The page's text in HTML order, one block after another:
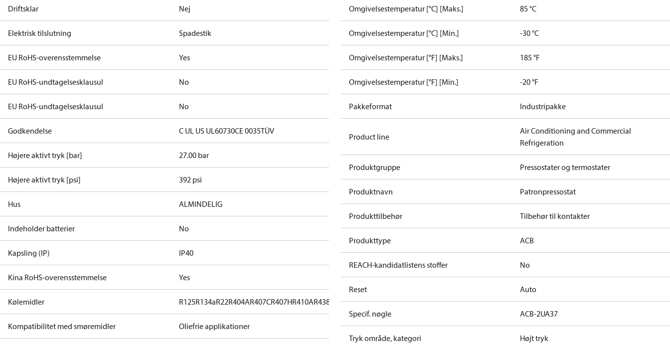
Driftsklar Nej
Elektrisk tilslutning Spadestik
EU RoHS-overensstemmelse Yes
EU RoHS-undtagelsesklausul No
EU RoHS-undtagelsesklausul No
Godkendelse C UL US UL60730CE 0035TÜV
Højere aktivt tryk [bar] 27.00 bar
Højere aktivt tryk [psi] 392 psi
Hus ALMINDELIG
Indeholder batterier No
Kapsling (IP) IP40
Kina RoHS-overensstemmelse Yes
Kølemidler R125R134aR22R404AR407CR407HR410AR438A R448AR449AR452AR513A
Kompatibilitet med smøremidler Oliefrie applikationer
Omgivelsestemperatur [°C] [Maks.] 85 °C
Omgivelsestemperatur [°C] [Min.] -30 °C
Omgivelsestemperatur [°F] [Maks.] 185 °F
Omgivelsestemperatur [°F] [Min.] -20 °F
Pakkeformat Industripakke
Product line
Air Conditioning and Commercial
Refrigeration
Produktgruppe Pressostater og termostater
Produktnavn Patronpressostat
Produkttilbehør Tilbehør til kontakter
Produkttype ACB
REACH-kandidatlistens stoffer No
Reset Auto
Specif. nøgle ACB-2UA37
Tryk område, kategori Højt tryk